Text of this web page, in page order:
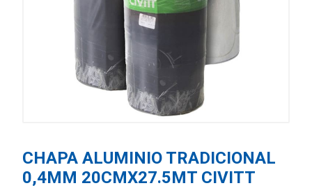
CHAPA ALUMINIO TRADICIONAL
0,4MM 20CMX27.5MT CIVITT